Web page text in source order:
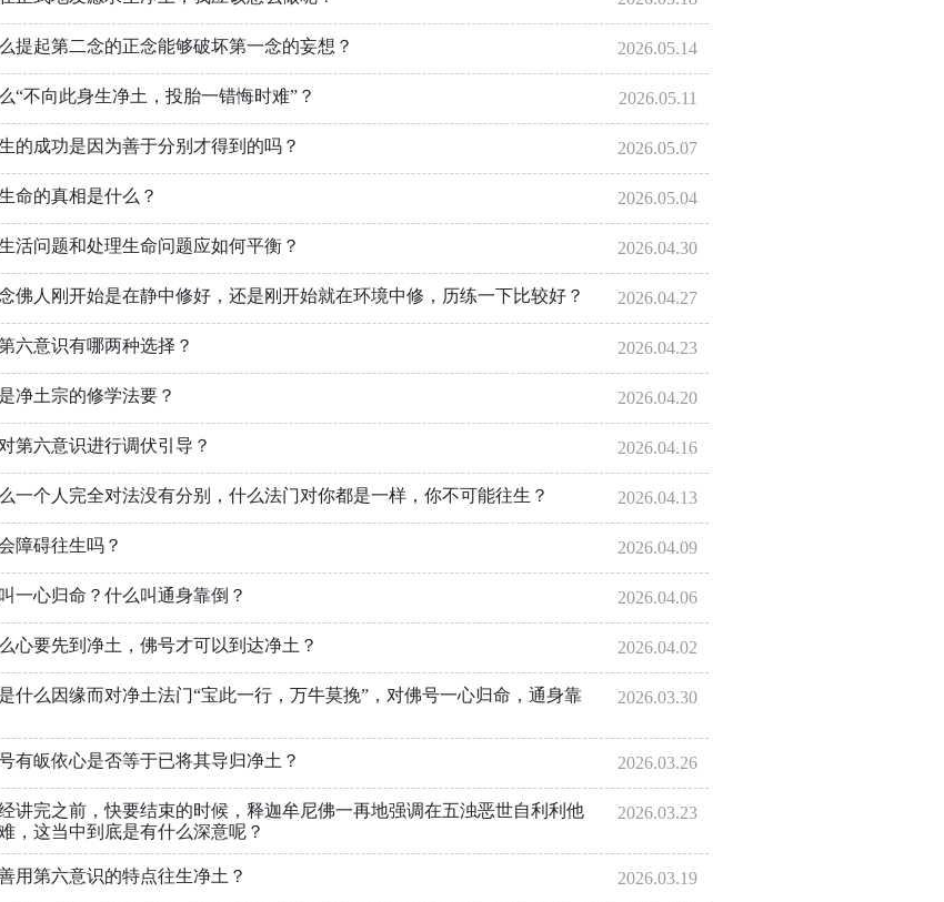
2026.05.14
提起第二念的正念能够破坏第一念的妄想？
2026.05.11
“不向此身生净土，投胎一错悔时难”？
2026.05.07
的成功是因为善于分别才得到的吗？
2026.05.04
命的真相是什么？
2026.04.30
活问题和处理生命问题应如何平衡？
2026.04.27
佛人刚开始是在静中修好，还是刚开始就在环境中修，历练一下比较好？
2026.04.23
六意识有哪两种选择？
2026.04.20
净土宗的修学法要？
2026.04.16
第六意识进行调伏引导？
2026.04.13
一个人完全对法没有分别，什么法门对你都是一样，你不可能往生？
2026.04.09
障碍往生吗？
2026.04.06
一心归命？什么叫通身靠倒？
2026.04.02
心要先到净土，佛号才可以到达净土？
2026.03.30
什么因缘而对净土法门“宝此一行，万牛莫挽”，对佛号一心归命，通身靠
2026.03.26
有皈依心是否等于已将其导归净土？
2026.03.23
讲完之前，快要结束的时候，释迦牟尼佛一再地强调在五浊恶世自利利他
，这当中到底是有什么深意呢？
2026.03.19
用第六意识的特点往生净土？